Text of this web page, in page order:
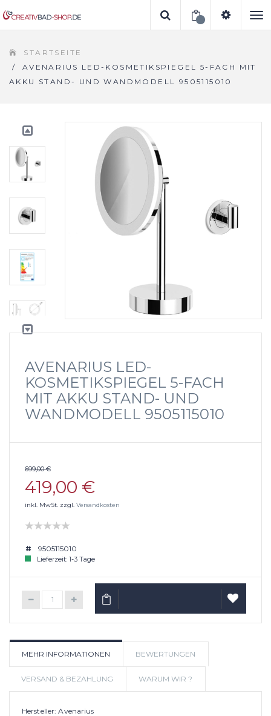
STARTSEITE
/
AVENARIUS LED-KOSMETIKSPIEGEL 5-FACH MIT
AKKU STAND- UND WANDMODELL 9505115010
AVENARIUS LED-
KOSMETIKSPIEGEL 5-FACH
MIT AKKU STAND- UND
WANDMODELL 9505115010
699,00 €
419,00 €
inkl. MwSt. zzgl. Versandkosten
9505115010
Lieferzeit: 1-3 Tage
IN DEN WARENKORB
MEHR INFORMATIONEN BEWERTUNGEN
VERSAND & BEZAHLUNG WARUM WIR ?
Hersteller: Avenarius